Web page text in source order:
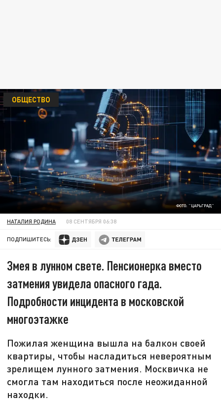
ФОТО: "ЦАРЬГРАД"
ОБЩЕСТВО
НАТАЛИЯ РОДИНА 08 СЕНТЯБРЯ 06:38
ПОДПИШИТЕСЬ:
Змея в лунном свете. Пенсионерка вместо
затмения увидела опасного гада.
Подробности инцидента в московской
многоэтажке
Пожилая женщина вышла на балкон своей
квартиры, чтобы насладиться невероятным
зрелищем лунного затмения. Москвичка не
смогла там находиться после неожиданной
находки.